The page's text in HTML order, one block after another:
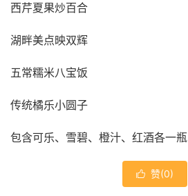
西芹夏果炒百合
湖畔美点映双辉
五常糯米八宝饭
传统橘乐小圆子
包含可乐、雪碧、橙汁、红酒各一瓶
 赞(0)